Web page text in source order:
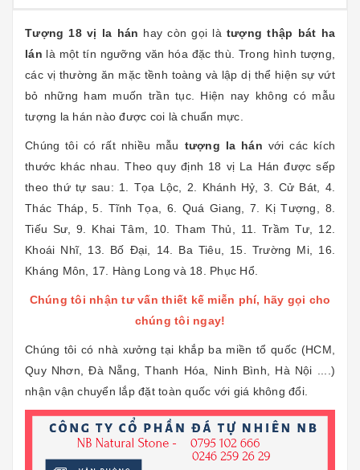
Tượng 18 vị la hán hay còn gọi là tượng thập bát ha
lán là một tín ngưỡng văn hóa đặc thù. Trong hình tượng,
các vị thường ăn mặc tềnh toàng và lập dị thể hiện sự vứt
bỏ những ham muốn trần tục. Hiện nay không có mẫu
tượng la hán nào được coi là chuẩn mực.
Chúng tôi có rất nhiều mẫu tượng la hán với các kích
thước khác nhau. Theo quy định 18 vị La Hán được sếp
theo thứ tự sau: 1. Tọa Lộc, 2. Khánh Hỷ, 3. Cử Bát, 4.
Thác Tháp, 5. Tĩnh Tọa, 6. Quá Giang, 7. Kị Tượng, 8.
Tiếu Sư, 9. Khai Tâm, 10. Tham Thủ, 11. Trầm Tư, 12.
Khoái Nhĩ, 13. Bố Đại, 14. Ba Tiêu, 15. Trường Mi, 16.
Kháng Môn, 17. Hàng Long và 18. Phục Hổ.
Chúng tôi nhận tư vấn thiết kế miễn phí, hãy gọi cho
chúng tôi ngay!
Chúng tôi có nhà xưởng tại khắp ba miền tổ quốc (HCM,
Quy Nhơn, Đà Nẵng, Thanh Hóa, Ninh Bình, Hà Nội ....)
nhận vận chuyển lắp đặt toàn quốc với giá không đổi.